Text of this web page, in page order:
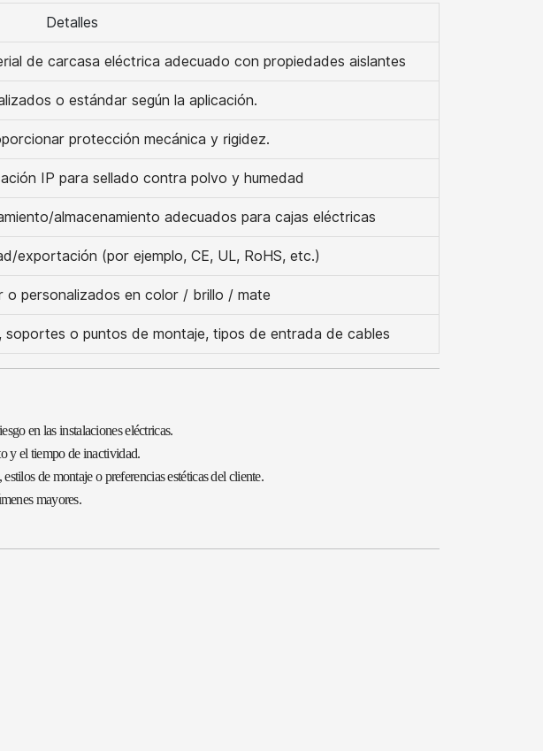
Detalles
de carcasa eléctrica adecuado con propiedades aislantes
o estándar según la aplicación.
protección mecánica y rigidez.
IP para sellado contra polvo y humedad
almacenamiento adecuados para cajas eléctricas
exportación (por ejemplo, CE, UL, RoHS, etc.)
o personalizados en color / brillo / mate
o puntos de montaje, tipos de entrada de cables
en las instalaciones eléctricas.
y el tiempo de inactividad.
de montaje o preferencias estéticas del cliente.
mayores.